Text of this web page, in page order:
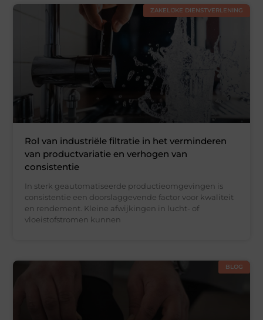
ZAKELIJKE DIENSTVERLENING
Rol van industriële filtratie in het verminderen
van productvariatie en verhogen van
consistentie
In sterk geautomatiseerde productieomgevingen is
consistentie een doorslaggevende factor voor kwaliteit
en rendement. Kleine afwijkingen in lucht- of
vloeistofstromen kunnen
BLOG